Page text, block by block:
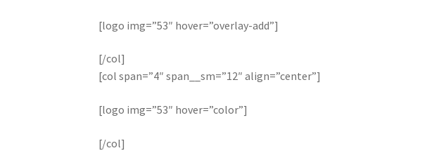
[logo img=”53″ hover=”overlay-add”]
[/col]
[col span=”4″ span__sm=”12″ align=”center”]
[logo img=”53″ hover=”color”]
[/col]